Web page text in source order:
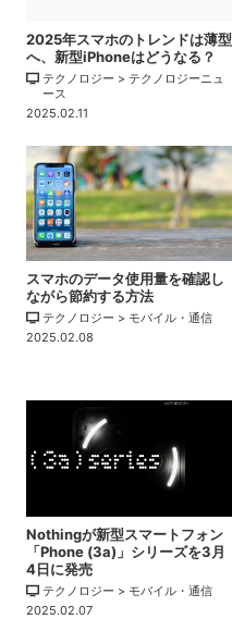
2025年スマホのトレンドは薄型
へ、新型iPhoneはどうなる？
テクノロジー > テクノロジーニュ
ース
2025.02.11
スマホのデータ使用量を確認し
ながら節約する方法
テクノロジー > モバイル・通信
2025.02.08
Nothingが新型スマートフォン
「Phone (3a)」シリーズを3月
4日に発売
テクノロジー > モバイル・通信
2025.02.07